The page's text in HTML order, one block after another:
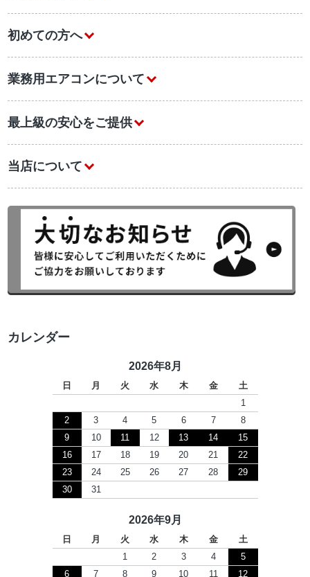
初めての方へ
業務用エアコンについて
最上級の安心をご提供
当店について
カレンダー
2026年8月
日 月 火 水 木 金
土
1
2
3 4 5 6 7
8
9
10 11 12 13 14
15
16
17 18 19 20 21
22
23
24 25 26 27 28
29
30
31
2026年9月
日 月 火 水 木 金
土
1
2 3 4
5
6
7 8 9 10 11 12